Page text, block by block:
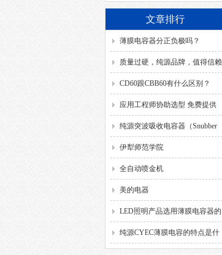
功能？
文章排行
薄膜电容器分正负极吗？
质量过硬，纯源品牌，值得信赖
CD60跟CBB60有什么区别？
应用工程师协助选型 免费提供
解决方案
纯源突波吸收电容器（Snubber
Capacitor）
伊犁师范学院
全自动喷金机
美的电器
LED照明产品选用薄膜电容器的
要求
纯源CYEC薄膜电容的特点是什
么？